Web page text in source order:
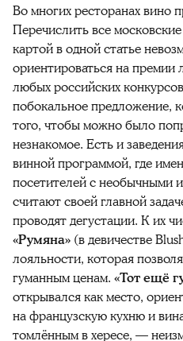
Во многих ресторанах вино
Перечислить все
картой в одной статье
ориентироваться на
любых российских
побокальное предложение,
того, чтобы можно было
незнакомое. Есть и
винной программой, где
посетителей с необычными
считают своей главной
проводят дегустации. К их
«Румяна» (в девичестве
лояльности, которая
гуманным ценам. «Тот ещё
открывался как место,
на французскую кухню и
томлённым в хересе, —